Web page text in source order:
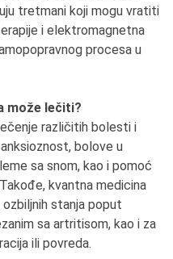
tretmani koji mogu vratiti
i elektromagnetna
procesa u
može lečiti?
različitih bolesti i
bolove u
sa snom, kao i pomoć
kvantna medicina
stanja poput
sa artritisom, kao i za
ili povreda.